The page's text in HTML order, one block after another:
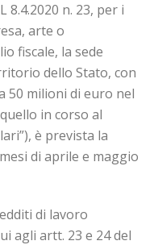
8.4.2020 n. 23, per i
arte o
fiscale, la sede
dello Stato, con
50 milioni di euro nel
in corso al
è prevista la
di aprile e maggio
di lavoro
agli artt. 23 e 24 del